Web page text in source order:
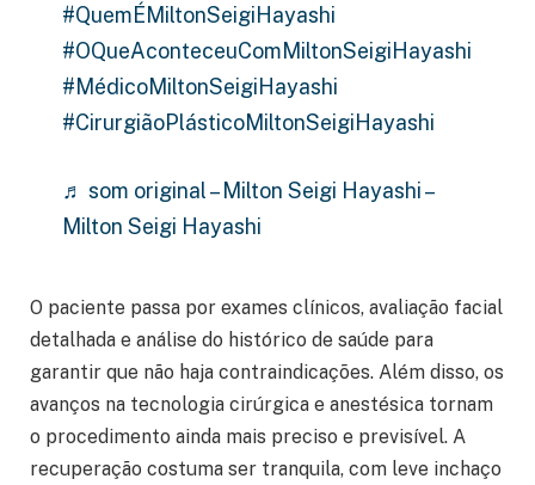
#QuemÉMiltonSeigiHayashi
#OQueAconteceuComMiltonSeigiHayashi
#MédicoMiltonSeigiHayashi
#CirurgiãoPlásticoMiltonSeigiHayashi
♬ som original – Milton Seigi Hayashi –
Milton Seigi Hayashi
O paciente passa por exames clínicos, avaliação facial
detalhada e análise do histórico de saúde para
garantir que não haja contraindicações. Além disso, os
avanços na tecnologia cirúrgica e anestésica tornam
o procedimento ainda mais preciso e previsível. A
recuperação costuma ser tranquila, com leve inchaço